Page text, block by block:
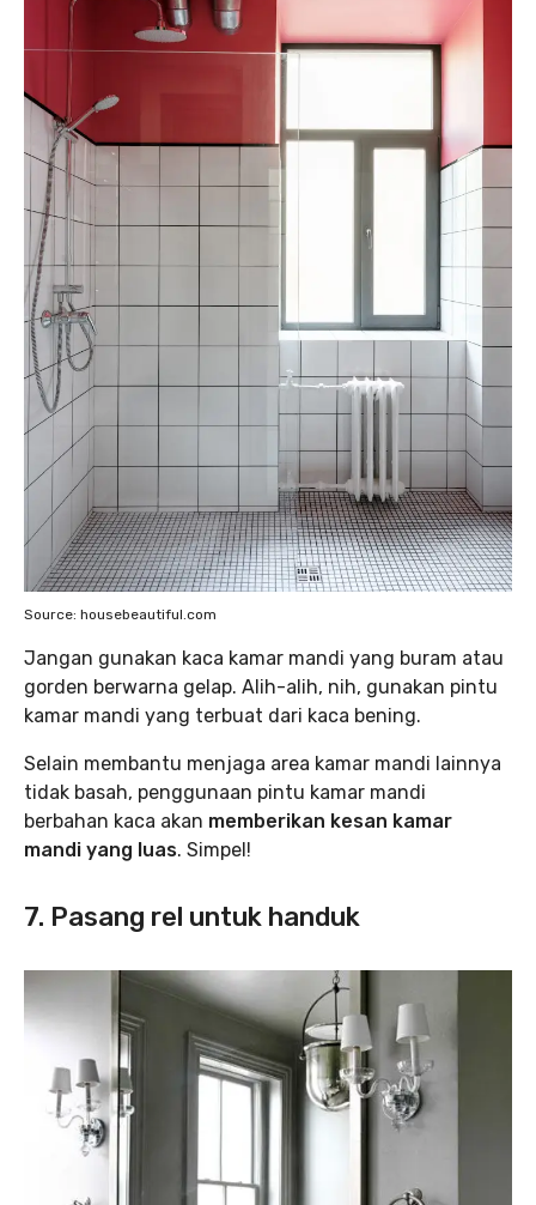
Source: housebeautiful.com
Jangan gunakan kaca kamar mandi yang buram atau
gorden berwarna gelap. Alih-alih, nih, gunakan pintu
kamar mandi yang terbuat dari kaca bening.
Selain membantu menjaga area kamar mandi lainnya
tidak basah, penggunaan pintu kamar mandi
berbahan kaca akan memberikan kesan kamar
mandi yang luas. Simpel!
7. Pasang rel untuk handuk